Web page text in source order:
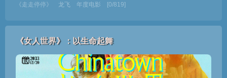
《走走停停》 龙飞 年度电影 [0/819]
《女人世界》：以生命起舞